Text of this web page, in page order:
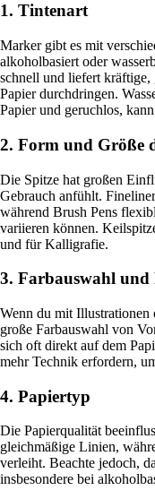
1. Tintenart
Marker gibt es mit
alkoholbasiert oder
schnell und liefert kräftige,
Papier durchdringen.
Papier und geruchlos,
2. Form und Größe
Die Spitze hat großen
Gebrauch anfühlt.
während Brush Pens
variieren können.
und für Kalligrafie.
3. Farbauswahl
Wenn du mit Illustrationen
große Farbauswahl von
sich oft direkt auf dem
mehr Technik erfordern,
4. Papiertyp
Die Papierqualität
gleichmäßige Linien,
verleiht. Beachte jedoch,
insbesondere bei